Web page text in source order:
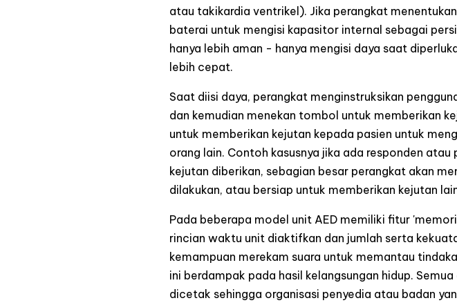
atau takikardia ventrikel). Jika perangkat
baterai untuk mengisi kapasitor internal sebagai
hanya lebih aman - hanya mengisi daya saat
lebih cepat.
Saat diisi daya, perangkat menginstruksikan
dan kemudian menekan tombol untuk memberikan
untuk memberikan kejutan kepada pasien untuk
orang lain. Contoh kasusnya jika ada responden
kejutan diberikan, sebagian besar perangkat akan
dilakukan, atau bersiap untuk memberikan kejutan
Pada beberapa model unit AED memiliki fitur
rincian waktu unit diaktifkan dan jumlah serta
kemampuan merekam suara untuk memantau
ini berdampak pada hasil kelangsungan hidup.
dicetak sehingga organisasi penyedia atau badan